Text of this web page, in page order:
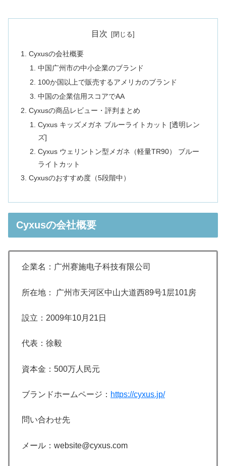
目次
Cyxusの会社概要
中国广州市の中小企業のブランド
100か国以上で販売するアメリカのブランド
中国の企業信用スコアでAA
Cyxusの商品レビュー・評判まとめ
Cyxus キッズメガネ ブルーライトカット [透明レン
ズ]
Cyxus ウェリントン型メガネ（軽量TR90） ブルー
ライトカット
Cyxusのおすすめ度（5段階中）
Cyxusの会社概要
企業名：广州赛施电子科技有限公司
所在地： 广州市天河区中山大道西89号1层101房
設立： 2009年10月21日
代表：徐毅
資本金： 500万人民元
ブランドホームページ： https://cyxus.jp/
問い合わせ先
メール：website@cyxus.com